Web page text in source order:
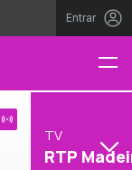
Entrar
TV
RTP